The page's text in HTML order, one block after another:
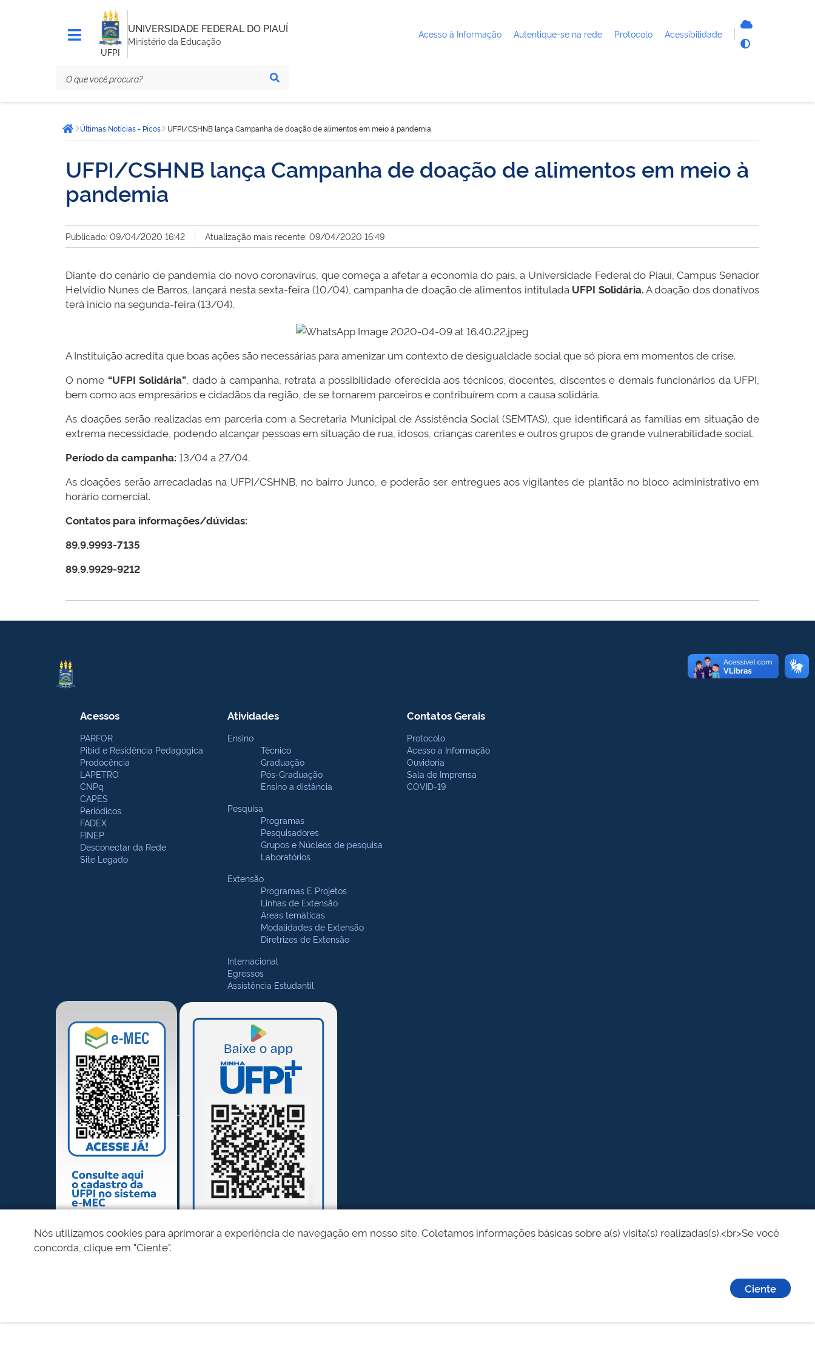
UFPI
UNIVERSIDADE FEDERAL DO PIAUÍ
Ministério da Educação
Acesso à Informação Autentique-se na rede Protocolo Acessibilidade
está
aqui:Página inicial
Últimas Notícias - Picos UFPI/CSHNB lança Campanha de doação de alimentos em meio à pandemia
UFPI/CSHNB lança Campanha de doação de alimentos em meio à
pandemia
Publicado: 09/04/2020 16:42 Atualização mais recente: 09/04/2020 16:49
Diante do cenário de pandemia do novo coronavírus, que começa a afetar a economia do país, a Universidade Federal do Piauí, Campus Senador
Helvídio Nunes de Barros, lançará nesta sexta-feira (10/04), campanha de doação de alimentos intitulada UFPI Solidária.A doação dos donativos
terá início na segunda-feira (13/04).
A Instituição acredita que boas ações são necessárias para amenizar um contexto de desigualdade social que só piora em momentos de crise.
O nome “UFPI Solidária” , dado à campanha, retrata a possibilidade oferecida aos técnicos, docentes, discentes e demais funcionários da UFPI,
bem como aos empresários e cidadãos da região, de se tornarem parceiros e contribuírem com a causa solidária.
As doações serão realizadas em parceria com a Secretaria Municipal de Assistência Social (SEMTAS), que identificará as famílias em situação de
extrema necessidade, podendo alcançar pessoas em situação de rua, idosos, crianças carentes e outros grupos de grande vulnerabilidade social.
Período da campanha: 13/04 a 27/04.
As doações serão arrecadadas na UFPI/CSHNB, no bairro Junco, e poderão ser entregues aos vigilantes de plantão no bloco administrativo em
horário comercial.
Contatos para informações/dúvidas:
89.9.9993-7135
89.9.9929-9212
Acessos
PARFOR
Pibid e Residência Pedagógica
Prodocência
LAPETRO
CNPq
CAPES
Periódicos
FADEX
FINEP
Desconectar da Rede
Site Legado
Atividades
Ensino
Técnico
Graduação
Pós-Graduação
Ensino a distância
Pesquisa
Programas
Pesquisadores
Grupos e Núcleos de pesquisa
Laboratórios
Extensão
Programas E Projetos
Linhas de Extensão
Áreas temáticas
Modalidades de Extensão
Diretrizes de Extensão
Internacional
Egressos
Assistência Estudantil
Contatos Gerais
Protocolo
Acesso à Informação
Ouvidoria
Sala de Imprensa
COVID-19
Nós utilizamos cookies para aprimorar a experiência de navegação em nosso site. Coletamos informações básicas sobre a(s) visita(s) realizadas(s).<br>Se você
concorda, clique em "Ciente".
Ciente